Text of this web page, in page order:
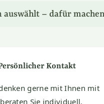
– dafür
Kontakt
gerne mit Ihnen mit
Sie individuell.